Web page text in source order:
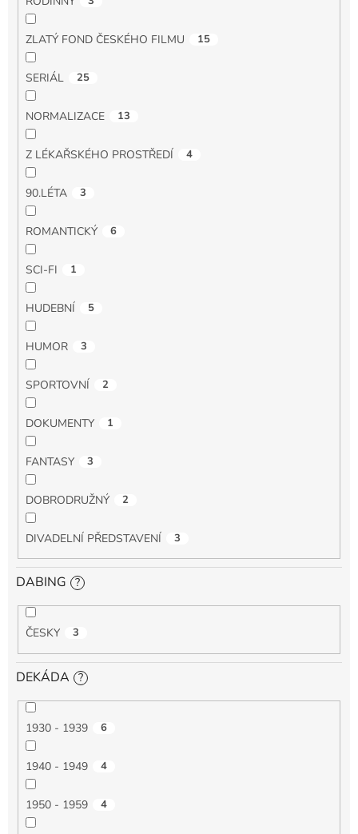
ZLATÝ FOND ČESKÉHO FILMU 15
SERIÁL 25
NORMALIZACE 13
Z LÉKAŘSKÉHO PROSTŘEDÍ 4
90.LÉTA 3
ROMANTICKÝ 6
SCI-FI 1
HUDEBNÍ 5
HUMOR 3
SPORTOVNÍ 2
DOKUMENTY 1
FANTASY 3
DOBRODRUŽNÝ 2
DIVADELNÍ PŘEDSTAVENÍ 3
DABING ?
ČESKY 3
DEKÁDA ?
1930 - 1939 6
1940 - 1949 4
1950 - 1959 4